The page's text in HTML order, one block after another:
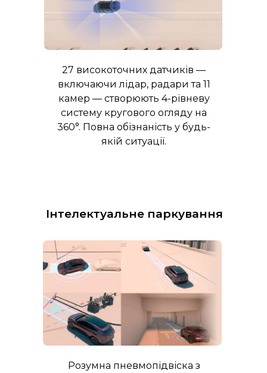
Розумна пневмопідвіска з
Інтелектуальне паркування
27 високоточних датчиків —
включаючи лідар, радари та 11
камер — створюють 4-рівневу
систему кругового огляду на
360°. Повна обізнаність у будь-
якій ситуації.